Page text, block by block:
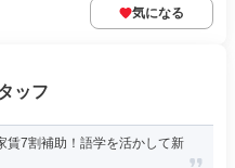
気になる
ッフ
賃7割補助！語学を活かして新